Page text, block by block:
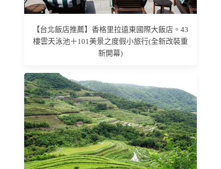
【台北飯店推薦】香格里拉遠東國際大飯店。43
樓雲天泳池＋101美景之度假小旅行(全新改裝重
新開幕)